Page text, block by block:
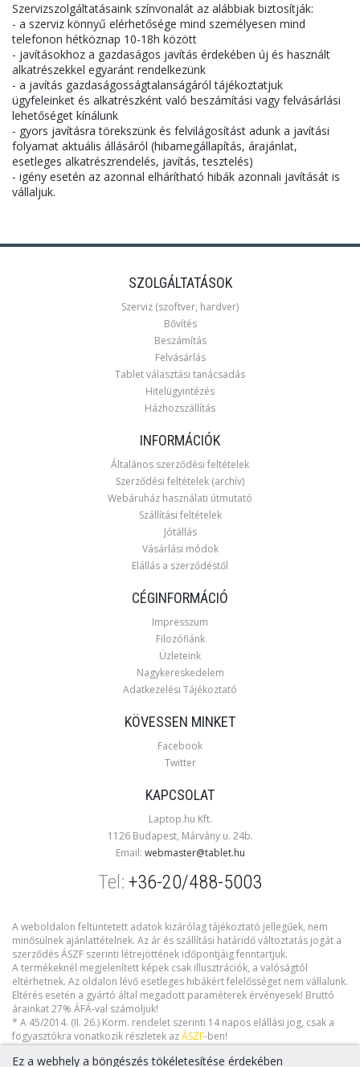
Szervizszolgáltatásaink színvonalát az alábbiak biztosítják:
- a szerviz könnyű elérhetősége mind személyesen mind
telefonon hétköznap 10-18h között
- javításokhoz a gazdaságos javítás érdekében új és használt
alkatrészekkel egyaránt rendelkezünk
- a javítás gazdaságosságtalanságáról tájékoztatjuk
ügyfeleinket és alkatrészként való beszámítási vagy felvásárlási
lehetőséget kínálunk
- gyors javításra törekszünk és felvilágosítást adunk a javítási
folyamat aktuális állásáról (hibamegállapítás, árajánlat,
esetleges alkatrészrendelés, javítás, tesztelés)
- igény esetén az azonnal elhárítható hibák azonnali javítását is
vállaljuk.
SZOLGÁLTATÁSOK
Szerviz (szoftver, hardver)
Bővítés
Beszámítás
Felvásárlás
Tablet választási tanácsadás
Hitelügyintézés
Házhozszállítás
INFORMÁCIÓK
Általános szerződési feltételek
Szerződési feltételek (archív)
Webáruház használati útmutató
Szállítási feltételek
Jótállás
Vásárlási módok
Elállás a szerződéstől
CÉGINFORMÁCIÓ
Impresszum
Filozófiánk
Üzleteink
Nagykereskedelem
Adatkezelési Tájékoztató
KÖVESSEN MINKET
Facebook
Twitter
KAPCSOLAT
Laptop.hu Kft.
1126 Budapest, Márvány u. 24b.
Email: webmaster@tablet.hu
Tel: +36-20/488-5003
A weboldalon feltüntetett adatok kizárólag tájékoztató jellegűek, nem
minősülnek ajánlattételnek. Az ár és szállítási határidő változtatás jogát a
szerződés ÁSZF szerinti létrejöttének időpontjáig fenntartjuk.
A termékeknél megjelenített képek csak illusztrációk, a valóságtól
eltérhetnek. Az oldalon lévő esetleges hibákért felelősséget nem vállalunk.
Eltérés esetén a gyártó által megadott paraméterek érvényesek! Bruttó
árainkat 27% ÁFÁ-val számoljuk!
* A 45/2014. (II. 26.) Korm. rendelet szerinti 14 napos elállási jog, csak a
fogyasztókra vonatkozik részletek azÁSZF-ben!
Ez a webhely a böngészés tökéletesítése érdekében